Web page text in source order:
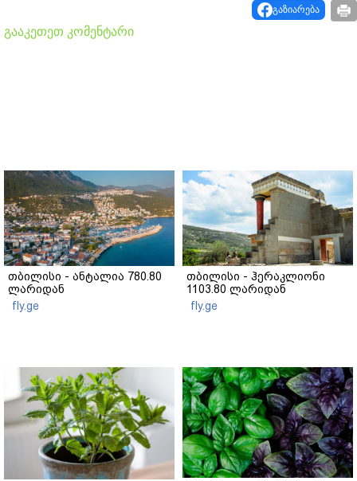
გაზიარება
გააკეთეთ კომენტარი
თბილისი - ანტალია 780.80
ლარიდან
fly.ge
თბილისი - ჰერაკლიონი
1103.80 ლარიდან
fly.ge